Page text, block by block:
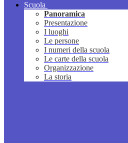
Scuola
Panoramica
Presentazione
I luoghi
Le persone
I numeri della scuola
Le carte della scuola
Organizzazione
La storia